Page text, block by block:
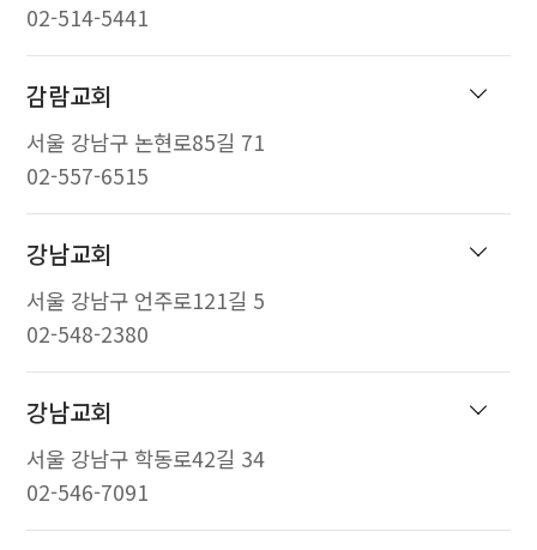
02-514-5441
감람교회
서울 강남구 논현로85길 71
02-557-6515
강남교회
서울 강남구 언주로121길 5
02-548-2380
강남교회
서울 강남구 학동로42길 34
02-546-7091